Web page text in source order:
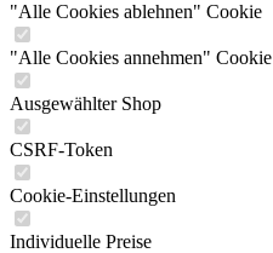
"Alle Cookies ablehnen" Cookie
"Alle Cookies annehmen" Cookie
Ausgewählter Shop
CSRF-Token
Cookie-Einstellungen
Individuelle Preise